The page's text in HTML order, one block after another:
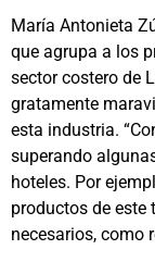
María Antonieta
que agrupa a los
sector costero de
gratamente
esta industria.
superando
hoteles. Por
productos de este
necesarios, como